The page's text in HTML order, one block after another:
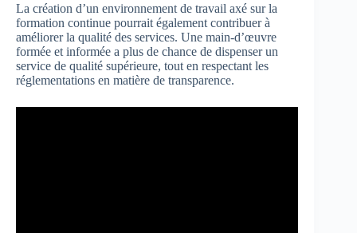
La création d’un environnement de travail axé sur la
formation continue pourrait également contribuer à
améliorer la qualité des services. Une main-d’œuvre
formée et informée a plus de chance de dispenser un
service de qualité supérieure, tout en respectant les
réglementations en matière de transparence.